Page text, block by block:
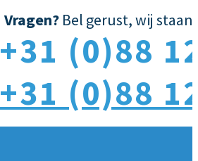
Vragen? Bel gerust, wij
+31 (0)88
+31 (0)88